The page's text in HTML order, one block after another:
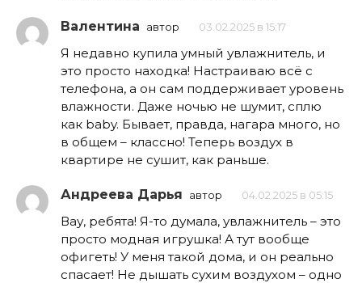
Валентина автор 03.02.2025 в 15:17
Я недавно купила умный увлажнитель, и
это просто находка! Настраиваю всё с
телефона, а он сам поддерживает уровень
влажности. Даже ночью не шумит, сплю
как baby. Бывает, правда, нагара много, но
в общем – классно! Теперь воздух в
квартире не сушит, как раньше.
Андреева Дарья автор 04.02.2025 в 05:15
Вау, ребята! Я-то думала, увлажнитель – это
просто модная игрушка! А тут вообще
офигеть! У меня такой дома, и он реально
спасает! Не дышать сухим воздухом – одно